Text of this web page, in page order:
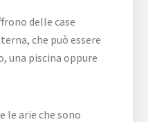
delle case
che può essere
una piscina oppure
le arie che sono